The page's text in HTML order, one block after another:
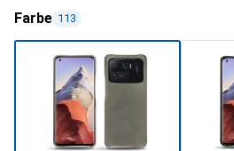
Farbe 113